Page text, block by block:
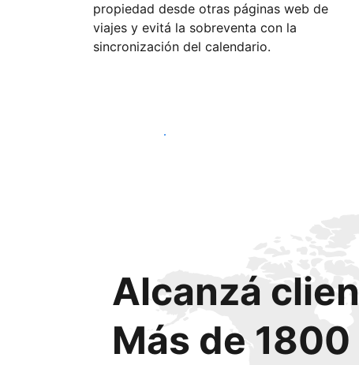
propiedad desde otras páginas web de
viajes y evitá la sobreventa con la
sincronización del calendario.
Empezá hoy mismo
Alcanzá
Más de 1800